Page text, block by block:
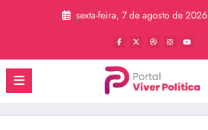
sexta-feira, 7 de agosto de 2026